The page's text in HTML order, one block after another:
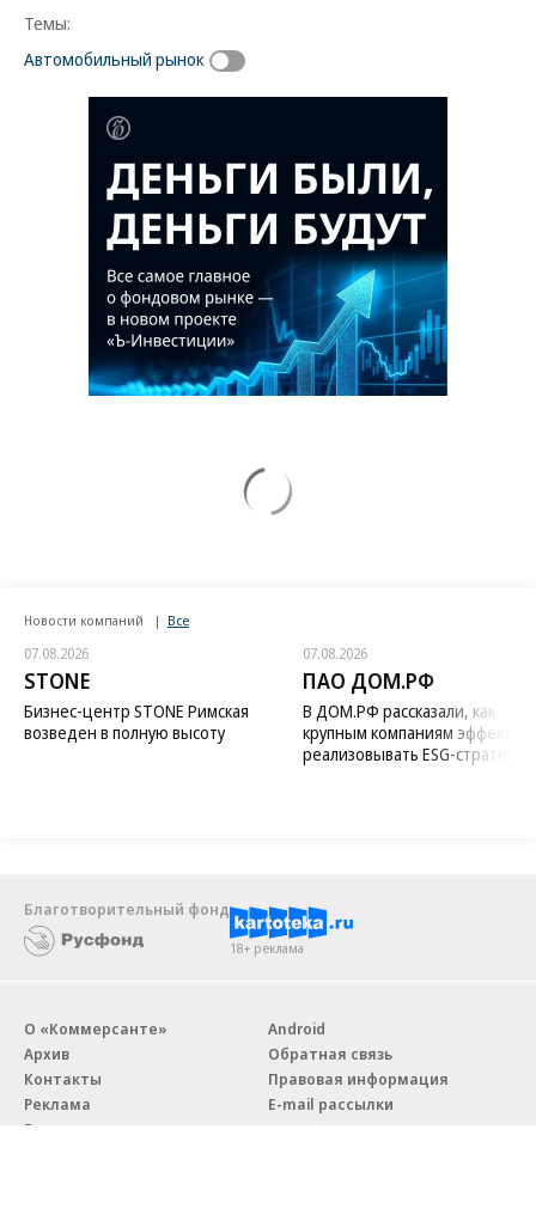
Темы:
Автомобильный рынок
Новости компаний Все
07.08.2026
STONE
Бизнес-центр STONE Римская
возведен в полную высоту
07.08.2026
ПАО ДОМ.РФ
В ДОМ.РФ рассказали, как
крупным компаниям
реализовывать ESG-стратегию
Благотворительный фонд
18+ реклама
О «Коммерсанте»
Архив
Контакты
Реклама
Вакансии
Android
Обратная связь
Правовая информация
E-mail рассылки